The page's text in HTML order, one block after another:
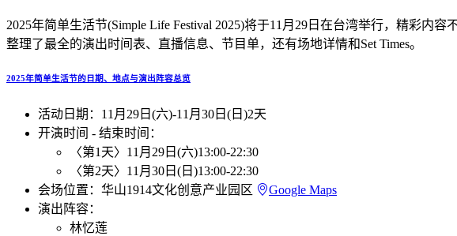
2025年简单生活节(Simple Life Festival 2025)将于11月29日在台湾举行，精彩内
整理了最全的演出时间表、直播信息、节目单，还有场地详情和Set Times。
2025年简单生活节的日期、地点与演出阵容总览
活动日期： 11月29日(六)-11月30日(日)2天
开演时间 - 结束时间：
〈第1天〉 11月29日(六)13:00-22:30
〈第2天〉 11月30日(日)13:00-22:30
会场位置： 华山1914文化创意产业园区
Google Maps
演出阵容：
林忆莲